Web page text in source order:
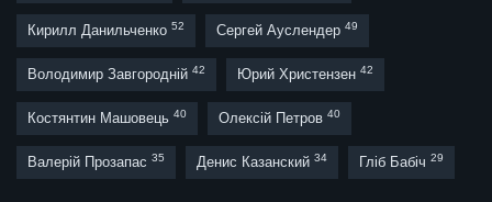
Кирилл Данильченко 52 Сергей Ауслендер 49
Володимир Завгородній 42 Юрий Христензен 42
Костянтин Машовець 40 Олексій Петров 40
Валерій Прозапас 35 Денис Казанский 34 Гліб Бабіч 29